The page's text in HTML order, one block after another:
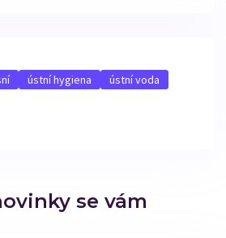
ústní hygiena
ústní voda
se vám